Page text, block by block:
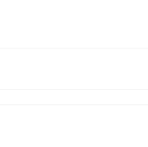
de niñas al ICBF